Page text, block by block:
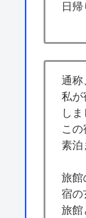
日
通称
私が
しま
こ
素泊
旅館
宿の
旅館